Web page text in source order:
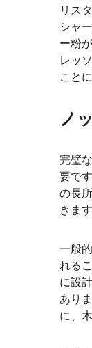
リス
シャ
ー粉
レッ
こと
ノ
完璧
要で
の長
きます
一般
れる
に設
あり
に、